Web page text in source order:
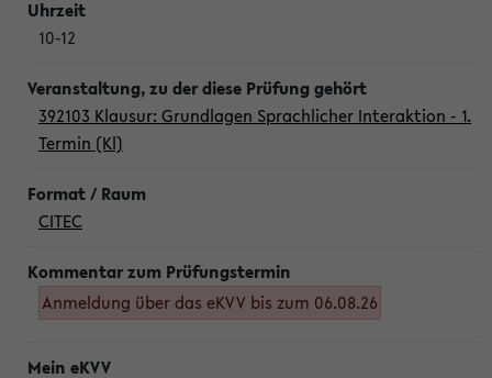
10-12
392103 Klausur: Grundlagen Sprachlicher Interaktion - 1.
Termin (Kl)
CITEC
Anmeldung über das eKVV bis zum 06.08.26